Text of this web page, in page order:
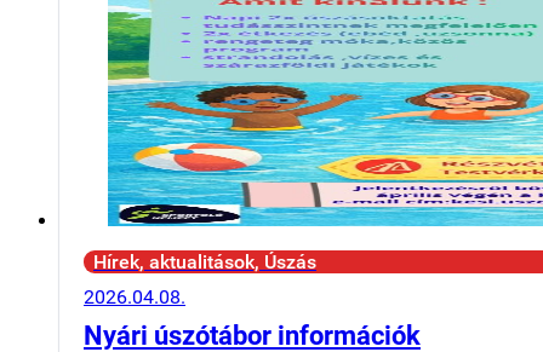
Hírek, aktualitások, Úszás
2026.04.08.
Nyári úszótábor információk